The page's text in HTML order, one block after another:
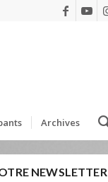
Archives
NEWSLETTER